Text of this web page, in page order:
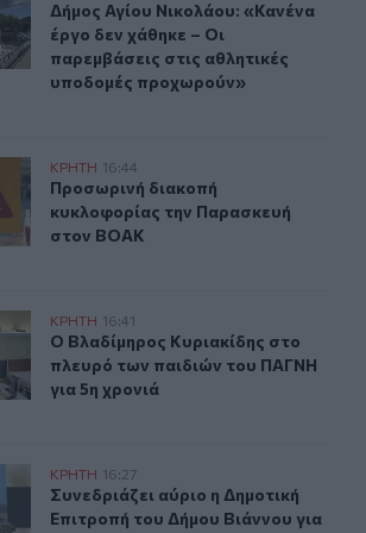
Δήμος Αγίου Νικολάου: «Κανένα
Δήμος Αγίου Νικολάου: «Κανένα
έργο δεν χάθηκε – Οι
παρεμβάσεις στις αθλητικές
υποδομές προχωρούν»
κυκλοφορίας την Παρασκευή
ΚΡΗΤΗ 16:44
Προσωρινή διακοπή
Προσωρινή διακοπή
κυκλοφορίας την Παρασκευή
στον ΒΟΑΚ
Κυριακίδης στο πλευρό των παιδιών
ΚΡΗΤΗ 16:41
Ο Βλαδίμηρος Κυριακίδης στο
Ο Βλαδίμηρος Κυριακίδης στο
πλευρό των παιδιών του ΠΑΓΝΗ
για 5η χρονιά
η Δημοτική Επιτροπή του Δήμου
ΚΡΗΤΗ 16:27
Συνεδριάζει αύριο η Δημοτική
Συνεδριάζει αύριο η Δημοτική
Επιτροπή του Δήμου Βιάννου για